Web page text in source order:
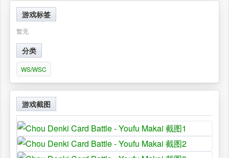
游戏标签
暂无
分类
WS/WSC
游戏截图